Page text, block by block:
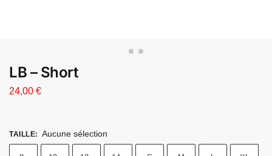
LB – Short
24,00 €
TAILLE: Aucune sélection